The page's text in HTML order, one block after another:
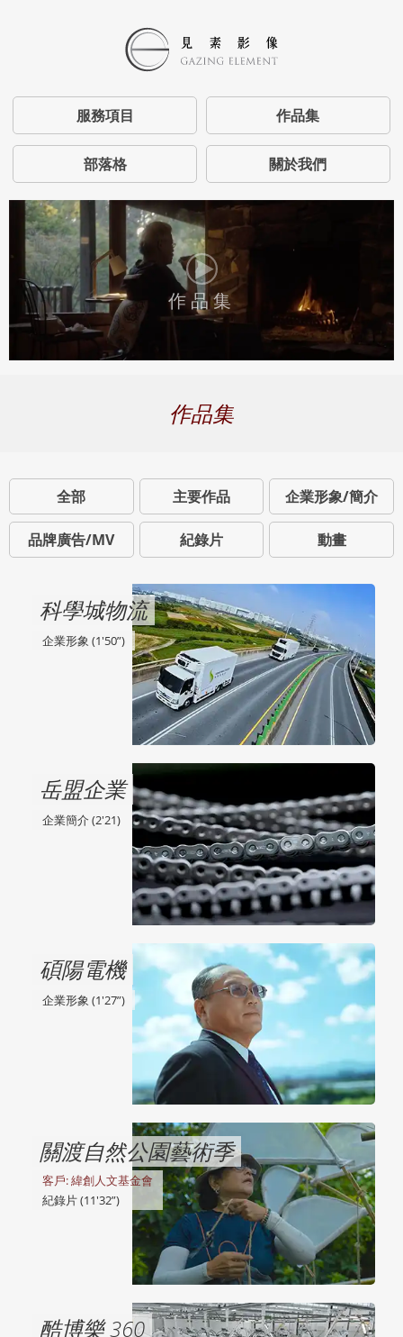
服務項目 作品集
部落格 關於我們
作品集
作品集
全部 主要作品 企業形象/簡介
品牌廣告/MV 紀錄片 動畫
科學城物流
企業形象 (1'50”)
岳盟企業
企業簡介 (2'21)
碩陽電機
企業形象 (1'27”)
關渡自然公園藝術季
客戶: 緯創人文基金會
紀錄片 (11'32”)
酷博樂 360